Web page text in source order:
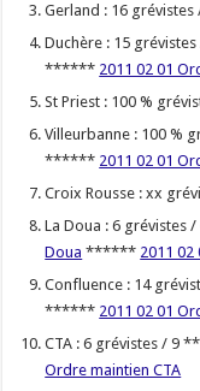
Gerland : 16
Duchère : 15
****** 2011 02 01
St Priest : 100 %
Villeurbanne : 100 %
****** 2011 02 01
Croix Rousse : xx
La Doua : 6
Doua ****** 2011 02
Confluence : 14
****** 2011 02 01
CTA : 6 grévistes /
Ordre maintien CTA